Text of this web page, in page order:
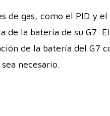
de gas, como el PID y
de la batería de su G7.
de la batería del G7
necesario.